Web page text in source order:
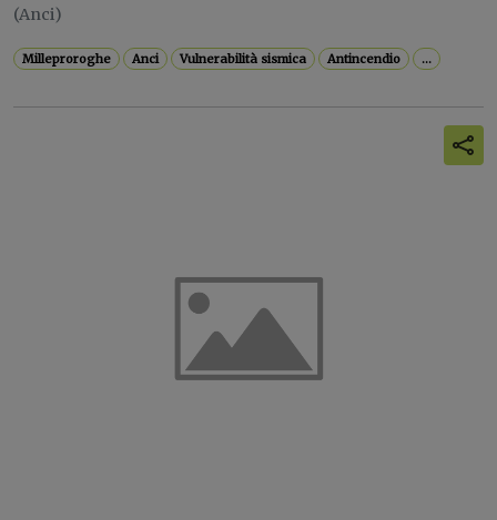
(Anci)
Milleproroghe Anci Vulnerabilità sismica Antincendio ...